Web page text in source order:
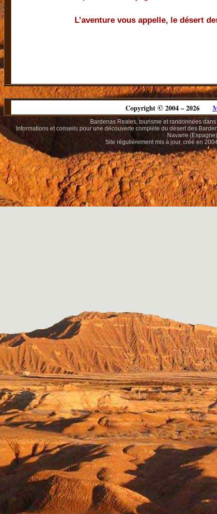
L’aventure vous appelle, le désert
Copyright©2004 – 2026
Bardenas Reales, tourisme et randonnées
Informations et conseils pour une découverte complète du désert des
Navarre
Site régulièrement mis à jour, créé en